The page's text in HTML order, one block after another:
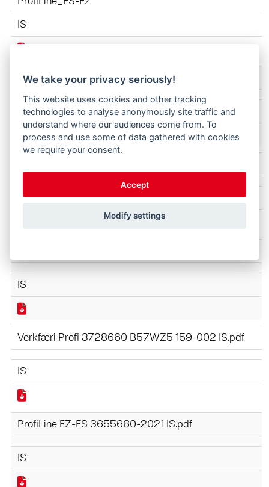
IS
ProfiLine FZ-FS 3620-4842 3745160-2025 IS.pdf
IS
IS
IS
Verkfæri Profi 3728660 B57WZ5 159-002 IS.pdf
IS
ProfiLine FZ-FS 3655660-2021 IS.pdf
IS
We take your privacy seriously!
This website uses cookies and other tracking
technologies to analyse anonymously site traffic and
understand where our audiences come from. To
process and use some of data gathered with cookies
we require your consent.
Accept
Modify settings